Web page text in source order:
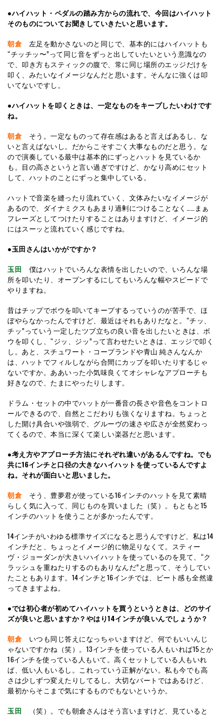
●ハイハット・ペダルの踏み方からの流れで、今回はハイハット
そのものについてお聞きしていきたいと思います。
朝倉 左足を動かさないのと同じで、基本的にはハイハットも
“チッチッ〜”って同じ音をずっと出していたいという意識なの
で、叩き方もスティックの腹で、常に同じ場所のエッジだけを
叩く、みたいなイメージなんだと思います。そんなに強くは叩
いてないですし。
●ハイハットを叩くときは、一定なものをキープしたいわけです
ね。
朝倉 そう。一定なものって存在感はあると言えばあるし、な
いと言えばないし。だからこそすごく大事なものだと思う。な
ので演奏している最中は基本的にずっとハットを見ているか
も。目の高さというと言い過ぎですけど、かなり高めにセット
して、ハットのことにずっと集中している。
ハットで音楽を縫ったり流れていく、文体みたいなイメージが
あるので、ダイナミクスもあまり過剰につけることなく……まぁ
フレーズとしてつけたりすることはありますけど、イメージ的
にはスーッと流れていく感じですね。
●玉田さんはいかがですか？
玉田 僕はハットでいろんな表情を出したいので、いろんな場
所を叩いたり、オープンするにしてもいろんな幅やスピードで
やりますね。
昔はチップでボウを叩いてキープするっていうのが苦手で、ほ
ぼやらなかったんですけど、最近はそれもありだなと。“チッ、
チッ”っていう一定したツブ立ちの良い音を出したいときは、ボ
ウを叩くし、“ジッ、ジッ”って言わせたいときは、エッジで叩く
し。あと、スチュワート・コープランドや青山 純さんなんか
は、ハットでフィルしながら合間にカップを叩いたりするじゃ
ないですか。ああいった小気味良くてオシャレなアプローチも
好きなので、たまにやったりします。
ドラム・セットの中でハットが一番音の長さや音色をコントロ
ールできるので、自然とこだわりも強くなりますね。ちょっと
した開け具合いや強弱で、グルーヴの速さや広さが全然変わっ
てくるので、本当に深くて楽しい楽器だと思います。
●考え方やアプローチ方法にそれぞれ違いがあるんですね。でも
共に16インチと口径の大きなハイハットを使っているんですよ
ね。それが面白いと思いました。
朝倉 そう、豊夢君が使っている16インチのハットを見て素晴
らしく気に入って、同じものを買いました（笑）。もともと15
インチのハットを使うことが多かったんです。
14インチがいわゆる標準サイズになると思うんですけど、私は14
インチだと、ちょっとイメージ的に物足りなくて。スティー
ヴ・ジョーダンが大きいハイハットを使っているのを見て、“ク
ラッシュを重ねたりするのもありなんだ”と思って、そうしてい
たこともあります。14インチと16インチでは、ビート感も全然違
ってきますよね。
●では初心者が初めてハイハットを買うというときは、どのサイ
ズが良いと思いますか？やはり14インチが良いんでしょうか？
朝倉 いつも同じ答えになっちゃいますけど、何でもいいんじ
ゃないですかね（笑）。13インチを使っている人もいれば15とか
16インチを使っている人もいて。高くセットしている人もいれ
ば、低い人もいるし。これっていう正解がない。私も今でも高
さは少しずつ変えたりしてるし。大切なパートではあるけど、
最初からそこまで気にするものでもないというか。
玉田 （笑）。でも朝倉さんはそう言いますけど、見ていると